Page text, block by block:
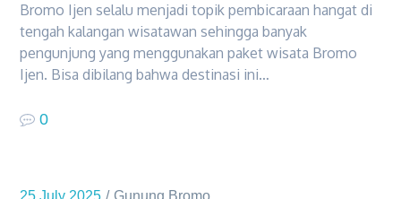
Bromo Ijen selalu menjadi topik pembicaraan hangat di
tengah kalangan wisatawan sehingga banyak
pengunjung yang menggunakan paket wisata Bromo
Ijen. Bisa dibilang bahwa destinasi ini…
0
25 July 2025 Gunung Bromo